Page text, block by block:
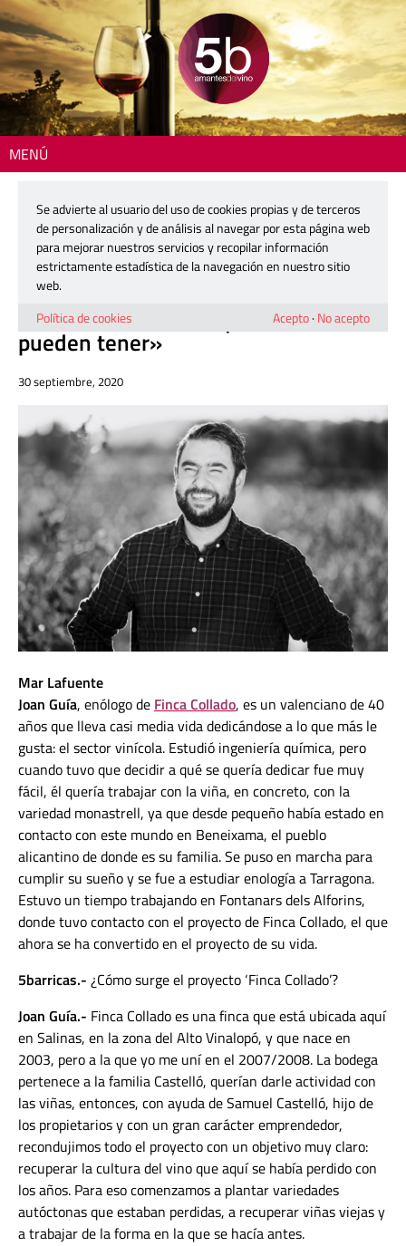
MENÚ
que otros no pueden tener»
Un vino con… JOAN GUÍA
«Tenemos una calidad y un legado
cultural en los vinos que otros no
pueden tener»
30 septiembre, 2020
Mar Lafuente
Joan Guía, enólogo de Finca Collado, es un valenciano de 40
años que lleva casi media vida dedicándose a lo que más le
gusta: el sector vinícola. Estudió ingeniería química, pero
cuando tuvo que decidir a qué se quería dedicar fue muy
fácil, él quería trabajar con la viña, en concreto, con la
variedad monastrell, ya que desde pequeño había estado en
contacto con este mundo en Beneixama, el pueblo
alicantino de donde es su familia. Se puso en marcha para
cumplir su sueño y se fue a estudiar enología a Tarragona.
Estuvo un tiempo trabajando en Fontanars dels Alforins,
donde tuvo contacto con el proyecto de Finca Collado, el que
ahorase ha convertido en el proyecto de su vida.
5barricas.- ¿Cómo surge el proyecto ‘Finca Collado’?
Joan Guía.- Finca Collado es una finca que está ubicada aquí
en Salinas, en la zona del Alto Vinalopó, y que nace en
2003, pero a la que yo me uní en el 2007/2008. La bodega
pertenece a la familia Castelló, querían darle actividad con
las viñas, entonces, con ayuda de Samuel Castelló, hijo de
los propietarios y con un gran carácter emprendedor,
recondujimos todo el proyecto con un objetivo muy claro:
recuperar la cultura del vino que aquí se había perdido con
los años. Para eso comenzamos a plantar variedades
autóctonas que estaban perdidas, a recuperar viñas viejas y
a trabajar de la forma en la que se hacía antes.
Se advierte al usuario del uso de cookies propias y de terceros
de personalización y de análisis al navegar por esta página web
para mejorar nuestros servicios y recopilar información
estrictamente estadística de la navegación en nuestro sitio
web.
Política de cookies
Acepto· No acepto